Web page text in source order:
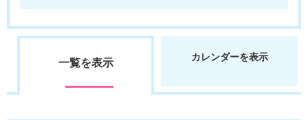
一覧を表示 カレンダーを表示